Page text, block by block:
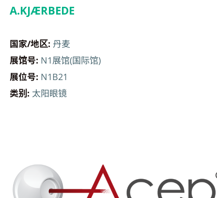
A.KJÆRBEDE
国家/地区: 丹麦
展馆号: N1展馆(国际馆)
展位号: N1B21
类别: 太阳眼镜